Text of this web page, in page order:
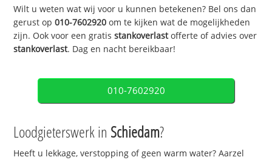
Wilt u weten wat wij voor u kunnen betekenen? Bel ons dan
gerust op010-7602920 om te kijken wat de mogelijkheden
zijn. Ook voor een gratisstankoverlastofferte of advies over
stankoverlast. Dag en nacht bereikbaar!
010-7602920
Loodgieterswerk in Schiedam?
Heeft u lekkage, verstopping of geen warm water? Aarzel